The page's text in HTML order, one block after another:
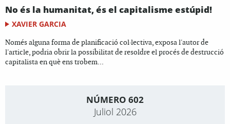
No és la humanitat, és el capitalisme estúpid!
XAVIER GARCIA
Només alguna forma de planificació col·lectiva, exposa l'autor de
l'article, podria obrir la possibilitat de resoldre el procés de destrucció
capitalista en què ens trobem...
NÚMERO 602
Juliol 2026